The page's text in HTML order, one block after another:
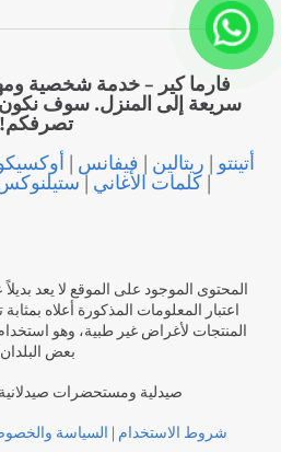
فارما كير – خدمة شخصية
سريعة إلى المنزل. سوف
تصرفكم!
أتينتو | ريتالين | فيفانس |
|كلمات الأغاني |
المحتوى الموجود على الموقع لا يعد
اعتبار المعلومات المذكورة أعلاه
المنتجات لأغراض غير طبية، وهو
بعض
صيدلية ومستحضرات صيدلانية
شروط الاستخدام | السياسة